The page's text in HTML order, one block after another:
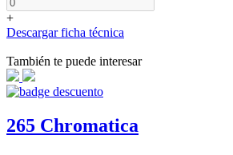
+
Descargar ficha técnica
También te puede interesar
265 Chromatica